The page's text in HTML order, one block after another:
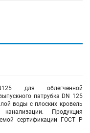
для облегченной
патрубка DN 125
воды с плоских кровель
Продукция
сертификации ГОСТ Р